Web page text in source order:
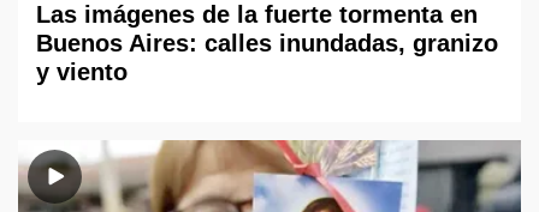
Las imágenes de la fuerte tormenta en
Buenos Aires: calles inundadas, granizo
y viento